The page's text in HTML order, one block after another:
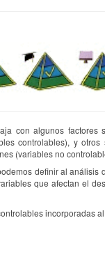
con algunos factores
controlables), y
(variables no
definir al análisis
que afectan el
incorporadas